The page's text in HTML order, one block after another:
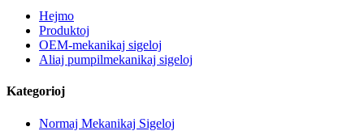
Hejmo
Produktoj
OEM-mekanikaj sigeloj
Aliaj pumpilmekanikaj sigeloj
Kategorioj
Normaj Mekanikaj Sigeloj